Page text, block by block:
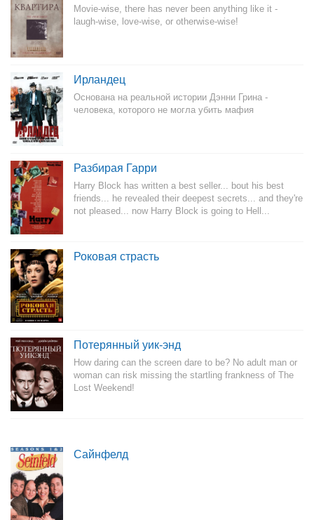
Movie-wise, there has never been anything like it -
laugh-wise, love-wise, or otherwise-wise!
Ирландец
Основана на реальной истории Дэнни Грина -
человека, которого не могла убить мафия
Разбирая Гарри
Harry Block has written a best seller... bout his best
friends... he revealed their deepest secrets... and they're
not pleased... now Harry Block is going to Hell...
Роковая страсть
Потерянный уик-энд
How daring can the screen dare to be? No adult man or
woman can risk missing the startling frankness of The
Lost Weekend!
Сайнфелд